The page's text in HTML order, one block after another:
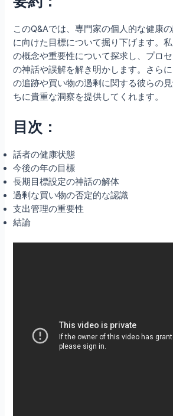
このQ&Aでは、専門家の個人的な健康
に向けた目標について掘り下げます。
の概念や重要性について探求し、プロ
の神話や誤解を解き明かします。さら
の追跡や買い物の過剰に関する彼らの
ちに貴重な洞察を提供してくれます。
目次：
話者の健康状態
今後の年の目標
長期目標設定の神話の解体
過剰な買い物の否定的な認識
支出管理の重要性
結論